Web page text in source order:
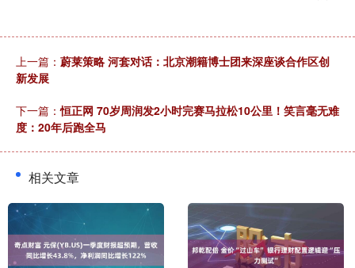
上一篇： 蔚莱策略 河套对话：北京潮籍博士团来深座谈合作区创
新发展
下一篇：恒正网 70岁周润发2小时完赛马拉松10公里！笑言毫无难
度：20年后跑全马
相关文章